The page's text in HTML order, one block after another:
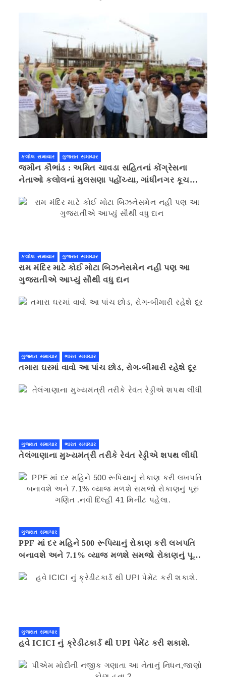
કલોલ સમાચાર ગુજરાત સમાચાર
જમીન કૌભાંડ : અમિત ચાવડા સહિતનાં કોંગ્રેસના
નેતાઓ કલોલનાં મુલસણા પહોંચ્યા, ગાંધીનગર કૂચ
કલોલ સમાચાર ગુજરાત સમાચાર
રામ મંદિર માટે કોઈ મોટા બિઝનેસમેન નહી પણ આ
ગુજરાતીએ આપ્યું સૌથી વધુ દાન
ગુજરાત સમાચાર ભારત સમાચાર
તમારા ઘરમાં વાવો આ પાંચ છોડ, રોગ-બીમારી રહેશે દૂર
ગુજરાત સમાચાર ભારત સમાચાર
તેલંગાણાના મુખ્યમંત્રી તરીકે રેવંત રેડ્ડીએ શપથ લીધી
ગુજરાત સમાચાર
PPF માં દર મહિને 500 રૂપિયાનું રોકાણ કરી લખપતિ
બનાવશે અને 7.1% વ્યાજ મળશે સમજો રોકાણનું પૂરું
ગુજરાત સમાચાર
હવે ICICI નું ક્રેડીટકાર્ડ થી UPI પેમેંટ કરી શકાશે.